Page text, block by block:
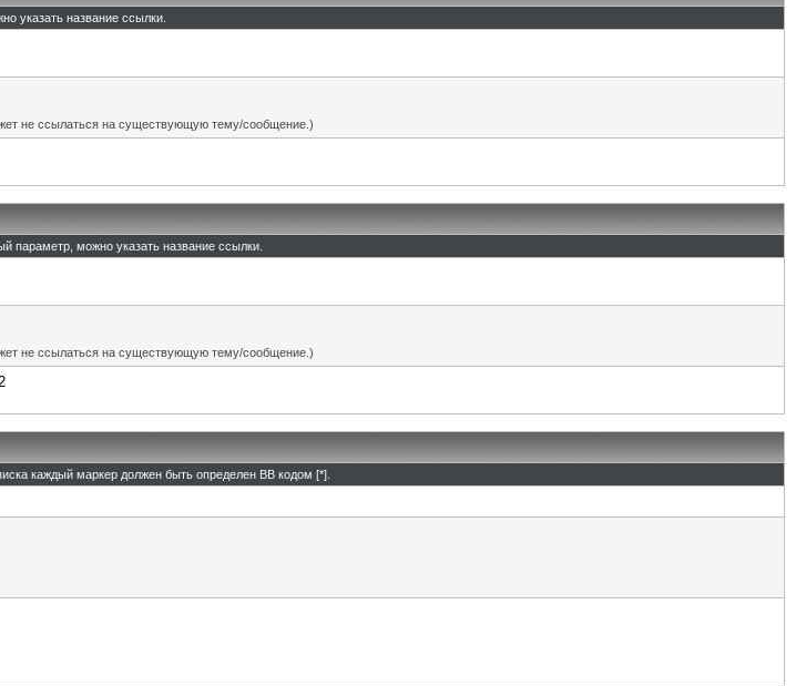
указать название ссылки.
не ссылаться на существующую тему/сообщение.)
параметр, можно указать название ссылки.
не ссылаться на существующую тему/сообщение.)
каждый маркер должен быть определен BB кодом [*].